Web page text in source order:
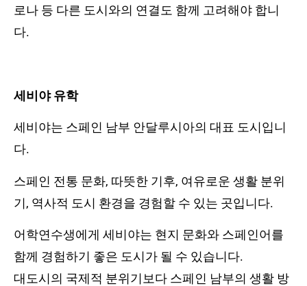
로나 등 다른 도시와의 연결도 함께 고려해야 합니
다.
세비야 유학
세비야는 스페인 남부 안달루시아의 대표 도시입니
다.
스페인 전통 문화, 따뜻한 기후, 여유로운 생활 분위
기, 역사적 도시 환경을 경험할 수 있는 곳입니다.
어학연수생에게 세비야는 현지 문화와 스페인어를
함께 경험하기 좋은 도시가 될 수 있습니다.
대도시의 국제적 분위기보다 스페인 남부의 생활 방